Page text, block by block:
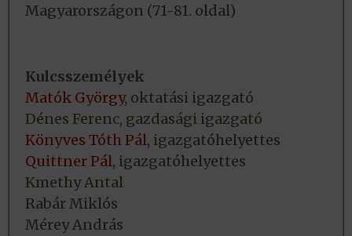
Magyarországon (71-81. oldal)
Kulcsszemélyek
Matók György, oktatási igazgató
Dénes Ferenc, gazdasági igazgató
Könyves Tóth Pál, igazgatóhelyettes
Quittner Pál, igazgatóhelyettes
Kmethy Antal
Rabár Miklós
Mérey András